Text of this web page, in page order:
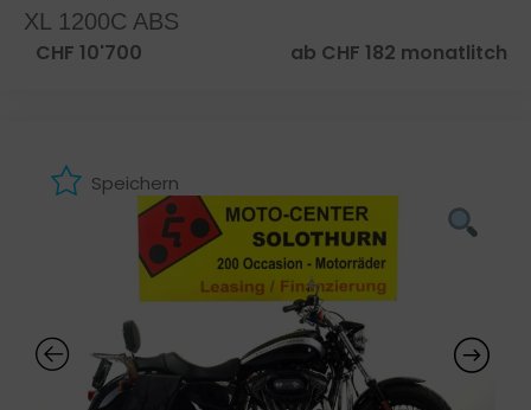
XL 1200C ABS
CHF 10'700 ab CHF 182 monatlitch
Speichern